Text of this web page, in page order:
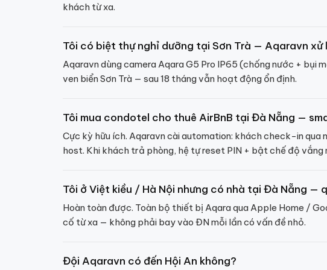
khách từ xa.
Tôi có biệt thự nghỉ dưỡng tại Sơn Trà — Aqaravn xử
Aqaravn dùng camera Aqara G5 Pro IP65 (chống nước + bụi
ven biển Sơn Trà — sau 18 tháng vẫn hoạt động ổn định.
Tôi mua condotel cho thuê AirBnB tại Đà Nẵng —
Cực kỳ hữu ích. Aqaravn cài automation: khách check-in
host. Khi khách trả phòng, hệ tự reset PIN + bật chế độ vắng
Tôi ở Việt kiều / Hà Nội nhưng có nhà tại Đà Nẵng —
Hoàn toàn được. Toàn bộ thiết bị Aqara qua Apple Home /
cố từ xa — không phải bay vào ĐN mỗi lần có vấn đề nhỏ.
Đội Aqaravn có đến Hội An không?